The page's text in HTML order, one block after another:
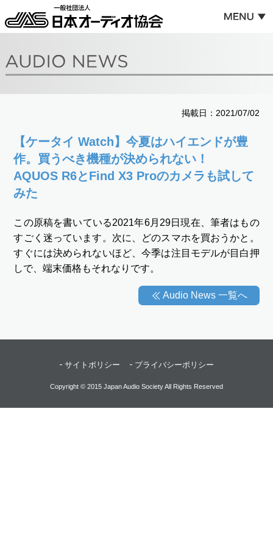
掲載日：2021/07/02
【ケータイ Watch】今夏はハイエンドが豊
作。買うべき機種が決められない！
AQUOS R6とFind X3 Proのカメラも試して
みた
この原稿を書いている2021年6月29日現在、筆者はもの
すごく迷っています。次に、どのスマホを買おうかと。
すぐには決められないほど、今季は注目モデルが目白押
しで、端末価格もそれなりです。
Audio News 一覧へ
サイトポリシー プライバシーポリシー
Copyright © 2015 Japan Audio Society All Rights Reserved